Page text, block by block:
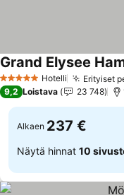
5 Tähtiluokitus
Hotelli Erityiset
Grand Elysee
9,2 Loistava 23 748
Alkaen 237 €
Näytä hinnat 10